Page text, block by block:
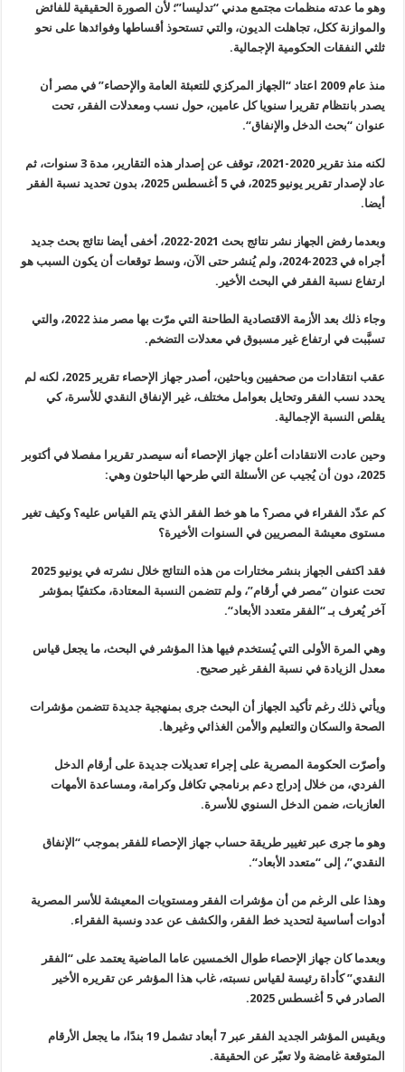
وهو ما عدته منظمات مجتمع مدني “تدليسا”؛ لأن الصورة الحقيقية للفائض
والموازنة ككل، تجاهلت الديون، والتي تستحوذ أقساطها وفوائدها على نحو
ثلثي النفقات الحكومية الإجمالية.
منذ عام 2009 اعتاد “الجهاز المركزي للتعبئة العامة والإحصاء” في مصر أن
يصدر بانتظام تقريرا سنويا كل عامين، حول نسب ومعدلات الفقر، تحت
عنوان “بحث الدخل والإنفاق“.
لكنه منذ تقرير 2020-2021، توقف عن إصدار هذه التقارير، مدة 3 سنوات، ثم
عاد لإصدار تقرير يونيو 2025، في 5 أغسطس 2025، بدون تحديد نسبة الفقر
أيضا.
وبعدما رفض الجهاز نشر نتائج بحث 2021-2022، أخفى أيضا نتائج بحث جديد
أجراه في 2023-2024، ولم يُنشر حتى الآن، وسط توقعات أن يكون السبب هو
ارتفاع نسبة الفقر في البحث الأخير .
وجاء ذلك بعد الأزمة الاقتصادية الطاحنة التي مرّت بها مصر منذ 2022، والتي
تسبَّبت في ارتفاع غير مسبوق في معدلات التضخم.
عقب انتقادات من صحفيين وباحثين، أصدر جهاز الإحصاء تقرير 2025، لكنه لم
يحدد نسب الفقر وتحايل بعوامل مختلف، غير الإنفاق النقدي للأسرة، كي
يقلص النسبة الإجمالية.
وحين عادت الانتقادات أعلن جهاز الإحصاء أنه سيصدر تقريرا مفصلا في أكتوبر
2025، دون أن يُجيب عن الأسئلة التي طرحها الباحثون وهي
:
كم عدّد الفقراء في مصر؟ ما هو خط الفقر الذي يتم القياس عليه؟ وكيف تغير
مستوى معيشة المصريين في السنوات الأخيرة؟
فقد اكتفى الجهاز بنشر مختارات من هذه النتائج خلال نشرته في يونيو 2025
تحت عنوان “مصر في أرقام”، ولم تتضمن النسبة المعتادة، مكتفيًا بمؤشر
آخر يُعرف بـ “الفقر متعدد الأبعاد“.
وهي المرة الأولى التي يُستخدم فيها هذا المؤشر في البحث، ما يجعل قياس
معدل الزيادة في نسبة الفقر غير صحيح.
ويأتي ذلك رغم تأكيد الجهاز أن البحث جرى بمنهجية جديدة تتضمن مؤشرات
الصحة والسكان والتعليم والأمن الغذائي وغيرها.
وأصرّت الحكومة المصرية على إجراء تعديلات جديدة على أرقام الدخل
الفردي، من خلال إدراج دعم برنامجي تكافل وكرامة، ومساعدة الأمهات
العازبات، ضمن الدخل السنوي للأسرة.
وهو ما جرى عبر تغيير طريقة حساب جهاز الإحصاء للفقر بموجب “الإنفاق
النقدي”، إلى “متعدد الأبعاد“.
وهذا على الرغم من أن مؤشرات الفقر ومستويات المعيشة للأسر المصرية
أدوات أساسية لتحديد خط الفقر، والكشف عن عدد ونسبة الفقراء.
وبعدما كان جهاز الإحصاء طوال الخمسين عاما الماضية يعتمد على “الفقر
النقدي” كأداة رئيسة لقياس نسبته، غاب هذا المؤشر عن تقريره الأخير
الصادر في 5 أغسطس 2025
.
ويقيس المؤشر الجديد الفقر عبر 7 أبعاد تشمل 19 بندًا، ما يجعل الأرقام
المتوقعة غامضة ولا تعبّر عن الحقيقة.